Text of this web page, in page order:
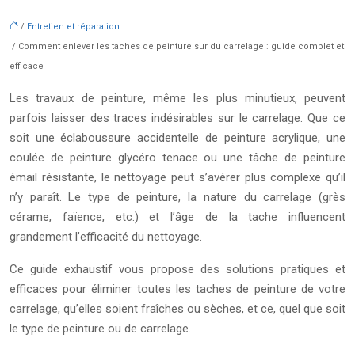
/ Entretien et réparation
/ Comment enlever les taches de peinture sur du carrelage : guide complet et
efficace
Les travaux de peinture, même les plus minutieux, peuvent
parfois laisser des traces indésirables sur le carrelage. Que ce
soit une éclaboussure accidentelle de peinture acrylique, une
coulée de peinture glycéro tenace ou une tâche de peinture
émail résistante, le nettoyage peut s’avérer plus complexe qu’il
n’y paraît. Le type de peinture, la nature du carrelage (grès
cérame, faïence, etc.) et l’âge de la tache influencent
grandement l’efficacité du nettoyage.
Ce guide exhaustif vous propose des solutions pratiques et
efficaces pour éliminer toutes les taches de peinture de votre
carrelage, qu’elles soient fraîches ou sèches, et ce, quel que soit
le type de peinture ou de carrelage.